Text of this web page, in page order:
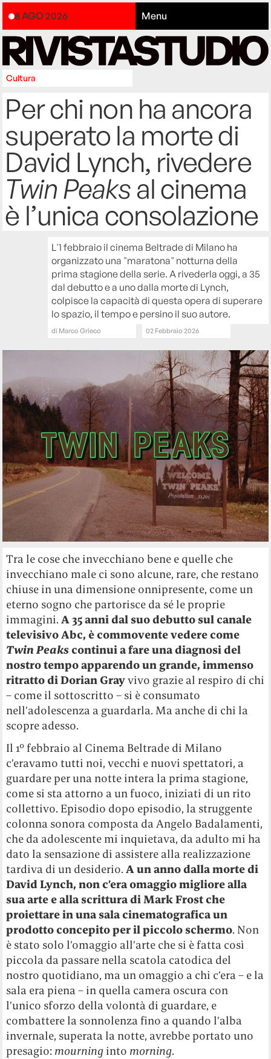
8 AGO 2026 Menu
Cultura
Per chi non ha ancora
superato la morte di
David Lynch, rivedere
Twin Peaksal cinema
è l’unica consolazione
L'1 febbraio il cinema Beltrade di Milano ha
organizzato una "maratona" notturna della
prima stagione della serie. A rivederla oggi, a 35
dal debutto e a uno dalla morte di Lynch,
colpisce la capacità di questa opera di superare
lo spazio, il tempo e persino il suo autore.
di Marco Grieco 02 Febbraio 2026
Tra le cose che invecchiano bene e quelle che
invecchiano male ci sono alcune, rare, che restano
chiuse in una dimensione onnipresente, come un
eterno sogno che partorisce da sé le proprie
immagini.A 35 anni dal suo debutto sul canale
televisivo Abc, è commovente vedere come
Twin Peakscontinui a fare una diagnosi del
nostro tempo apparendo un grande, immenso
ritratto di Dorian Grayvivo grazie al respiro di chi
– come il sottoscritto – si è consumato
nell’adolescenza a guardarla. Ma anche di chi la
scopre adesso.
Il 1° febbraio al Cinema Beltrade di Milano
c’eravamo tutti noi, vecchi e nuovi spettatori, a
guardare per una notte intera la prima stagione,
come si sta attorno a un fuoco, iniziati di un rito
collettivo. Episodio dopo episodio, la struggente
colonna sonora composta da Angelo Badalamenti,
che da adolescente mi inquietava, da adulto mi ha
dato la sensazione di assistere alla realizzazione
tardiva di un desiderio.A un anno dalla morte di
David Lynch, non c’era omaggio migliore alla
sua arte e alla scrittura di Mark Frost che
proiettare in una sala cinematografica un
prodotto concepito per il piccolo schermo. Non
è stato solo l’omaggio all’arte che si è fatta così
piccola da passare nella scatola catodica del
nostro quotidiano, ma un omaggio a chi c’era – e la
sala era piena – in quella camera oscura con
l’unico sforzo della volontà di guardare, e
combattere la sonnolenza fino a quando l’alba
invernale, superata la notte, avrebbe portato uno
presagio: mourning into morning.